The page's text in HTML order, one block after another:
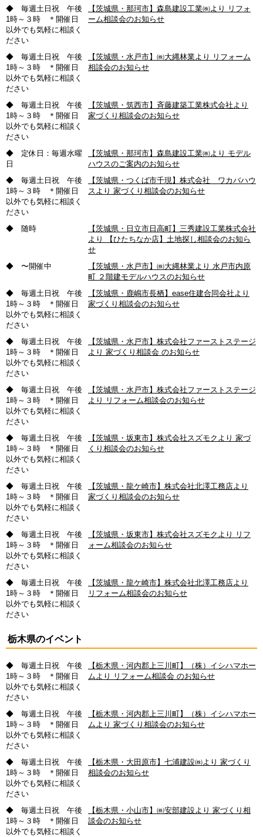
◆ 毎週土日祝 午後
1時～３時 ＊開催日
以外でも気軽に相談く
ださい
【茨城県・那珂市】森島建設工業㈱より リフォ
ーム相談会のお知らせ
◆ 毎週土日祝 午後
1時～３時 ＊開催日
以外でも気軽に相談く
ださい
【茨城県・水戸市】㈱大縄林業より リフォーム
相談会のお知らせ
◆ 毎週土日祝 午後
1時～３時 ＊開催日
以外でも気軽に相談く
ださい
【茨城県・筑西市】斉藤建築工業株式会社より
家づくり相談会のお知らせ
◆ 定休日：毎週水曜
日
【茨城県・那珂市】森島建設工業㈱より モデル
ハウスのご案内のお知らせ
◆ 毎週土日祝 午後
1時～３時 ＊開催日
以外でも気軽に相談く
ださい
【茨城県・つくば市千現】株式会社 ワカバハウ
スより 家づくり相談会のお知らせ
◆ 随時
【茨城県・日立市日高町】三秀建設工業株式会社
より 【ひたちなか店】土地探し相談会のお知ら
せ
◆ 〜開催中
【茨城県・水戸市】㈱大縄林業より 水戸市内原
町 ２階建モデルハウスのお知らせ
◆ 毎週土日祝 午後
1時～３時 ＊開催日
以外でも気軽に相談く
ださい
【茨城県・鹿嶋市長栖】ease住建合同会社より
家づくり相談会のお知らせ
◆ 毎週土日祝 午後
1時～３時 ＊開催日
以外でも気軽に相談く
ださい
【茨城県・水戸市】株式会社ファーストステージ
より 家づくり相談会 のお知らせ
◆ 毎週土日祝 午後
1時～３時 ＊開催日
以外でも気軽に相談く
ださい
【茨城県・水戸市】株式会社ファーストステージ
より リフォーム相談会のお知らせ
◆ 毎週土日祝 午後
1時～３時 ＊開催日
以外でも気軽に相談く
ださい
【茨城県・坂東市】株式会社スズモクより 家づ
くり相談会のお知らせ
◆ 毎週土日祝 午後
1時～３時 ＊開催日
以外でも気軽に相談く
ださい
【茨城県・龍ケ崎市】株式会社北澤工務店より
家づくり相談会のお知らせ
◆ 毎週土日祝 午後
1時～３時 ＊開催日
以外でも気軽に相談く
ださい
【茨城県・坂東市】株式会社スズモクより リフ
ォーム相談会のお知らせ
◆ 毎週土日祝 午後
1時～３時 ＊開催日
以外でも気軽に相談く
ださい
【茨城県・龍ケ崎市】株式会社北澤工務店より
リフォーム相談会のお知らせ
栃木県のイベント
◆ 毎週土日祝 午後
1時～３時 ＊開催日
以外でも気軽に相談く
ださい
【栃木県・河内郡上三川町】（株）イシハマホー
ムより リフォーム相談会 のお知らせ
◆ 毎週土日祝 午後
1時～３時 ＊開催日
以外でも気軽に相談く
ださい
【栃木県・河内郡上三川町】（株）イシハマホー
ムより 家づくり相談会のお知らせ
◆ 毎週土日祝 午後
1時～３時 ＊開催日
以外でも気軽に相談く
ださい
【栃木県・大田原市】七浦建設㈱より 家づくり
相談会のお知らせ
◆ 毎週土日祝 午後
1時～３時 ＊開催日
以外でも気軽に相談く
【栃木県・小山市】㈱安部建設より 家づくり相
談会のお知らせ